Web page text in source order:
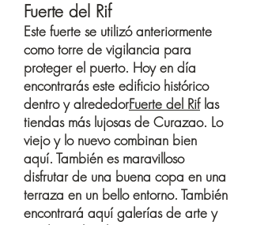
Fuerte del Rif
Este fuerte se utilizó anteriormente
como torre de vigilancia para
proteger el puerto. Hoy en día
encontrarás este edificio histórico
dentro y alrededorFuerte del Riflas
tiendas más lujosas de Curazao. Lo
viejo y lo nuevo combinan bien
aquí. También es maravilloso
disfrutar de una buena copa en una
terraza en un bello entorno. También
encontrará aquí galerías de arte y